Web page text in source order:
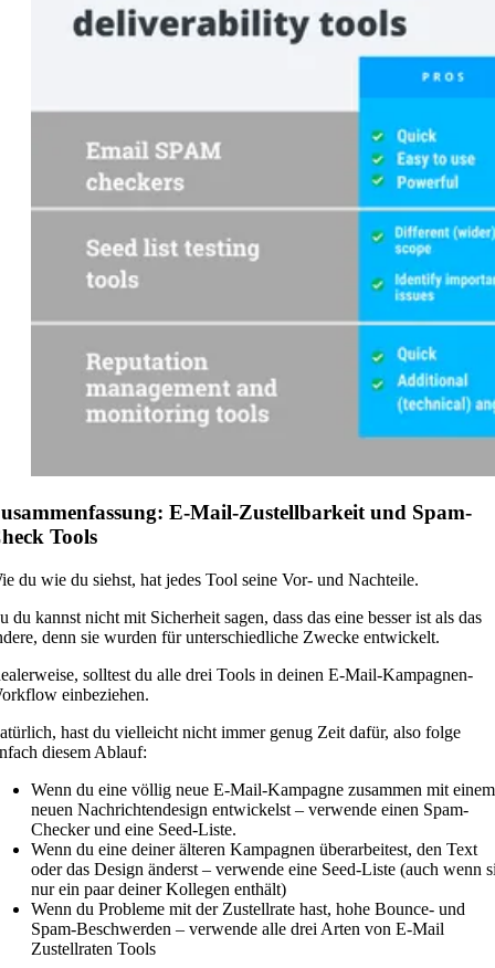
E-Mail-Zustellbarkeit und Spam-
Tools
du wie du siehst, hat jedes Tool seine Vor- und Nachteile.
du kannst nicht mit Sicherheit sagen, dass das eine besser ist als das
denn sie wurden für unterschiedliche Zwecke entwickelt.
solltest du alle drei Tools in deinen E-Mail-Kampagnen-
einbeziehen.
hast du vielleicht nicht immer genug Zeit dafür, also folge
diesem Ablauf:
Wenn du eine völlig neue E-Mail-Kampagne zusammen mit einem
neuen Nachrichtendesign entwickelst – verwende einen Spam-
Checker und eine Seed-Liste.
Wenn du eine deiner älteren Kampagnen überarbeitest, den Text
oder das Design änderst – verwende eine Seed-Liste (auch wenn
nur ein paar deiner Kollegen enthält)
Wenn du Probleme mit der Zustellrate hast, hohe Bounce- und
Spam-Beschwerden – verwende alle drei Arten von E-Mail
Zustellraten Tools